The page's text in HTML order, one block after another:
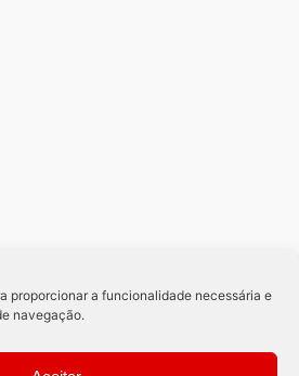
proporcionar a funcionalidade necessária e
navegação.